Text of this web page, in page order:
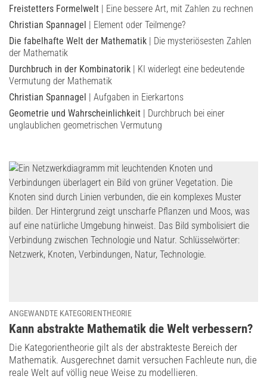
Freistetters Formelwelt | Eine bessere Art, mit Zahlen zu rechnen
Christian Spannagel | Element oder Teilmenge?
Die fabelhafte Welt der Mathematik | Die mysteriösesten Zahlen
der Mathematik
Durchbruch in der Kombinatorik | KI widerlegt eine bedeutende
Vermutung der Mathematik
Christian Spannagel | Aufgaben in Eierkartons
Geometrie und Wahrscheinlichkeit | Durchbruch bei einer
unglaublichen geometrischen Vermutung
ANGEWANDTE KATEGORIENTHEORIE
:
Kann abstrakte Mathematik die Welt verbessern?
Die Kategorientheorie gilt als der abstrakteste Bereich der
Mathematik. Ausgerechnet damit versuchen Fachleute nun, die
reale Welt auf völlig neue Weise zu modellieren.